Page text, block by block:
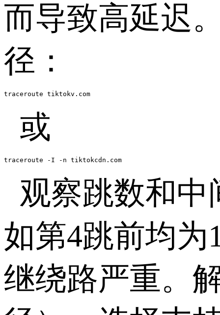
而导致高延迟
径：
traceroute tiktokv.com
或
traceroute -I -n tiktokcdn.com
观察跳数和
如第4跳前均为
继绕路严重。